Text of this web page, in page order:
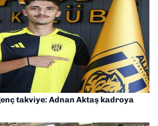
takviye: Adnan Aktaş kadroya